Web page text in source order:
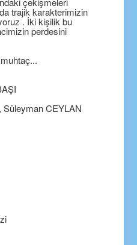
trajik karakterimizin
. İki kişilik bu
perdesini
CEYLAN